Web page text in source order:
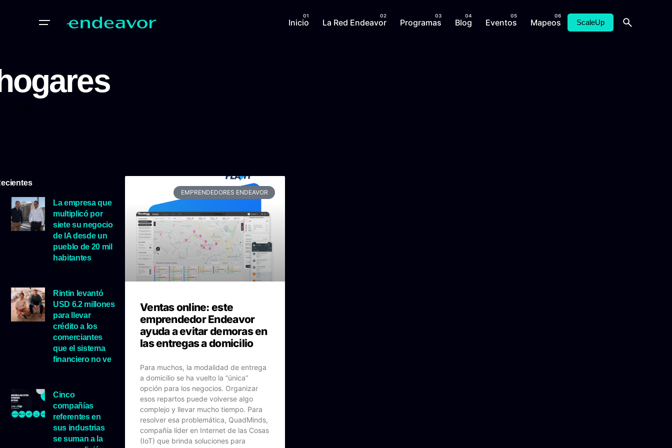
Inicio La Red Endeavor Programas Blog Eventos Mapeos ScaleUp
La empresa que
multiplicó por
siete su negocio
de IA desde un
pueblo de 20 mil
habitantes
Rintin levantó
USD 6.2 millones
para llevar
crédito a los
comerciantes
que el sistema
financiero no ve
Cinco
compañías
referentes en
sus industrias
se suman a la
EMPRENDEDORES ENDEAVOR
Ventas online: este
emprendedor Endeavor
ayuda a evitar demoras en
las entregas a domicilio
Para muchos, la modalidad de entrega
a domicilio se ha vuelto la “única”
opción para los negocios. Organizar
esos repartos puede volverse algo
complejo y llevar mucho tiempo. Para
resolver esa problemática, QuadMinds,
compañía líder en Internet de las Cosas
(IoT) que brinda soluciones para